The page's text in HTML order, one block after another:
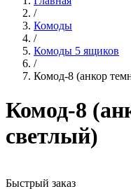
/
Комоды
/
Комоды 5 ящиков
/
Комод-8 (анкор
Комод-8
светлый)
Быстрый заказ